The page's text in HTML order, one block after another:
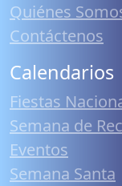
Quiénes
Contáctenos
Calendarios
Fiestas
Semana de
Eventos
Semana Santa